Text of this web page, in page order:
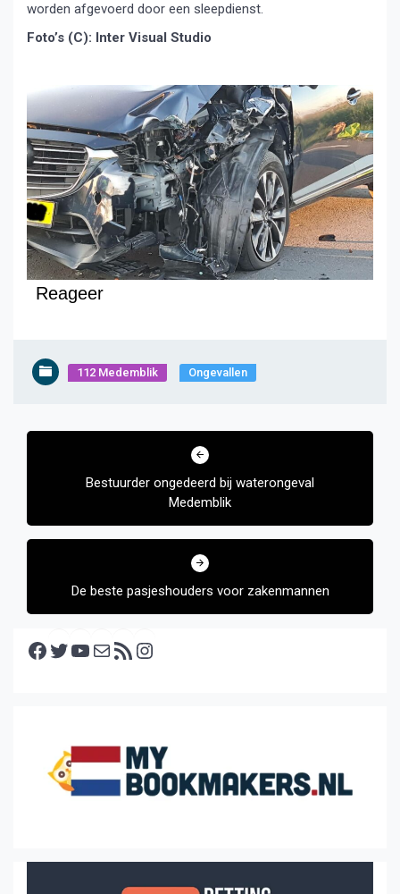
worden afgevoerd door een sleepdienst.
Foto’s (C): Inter Visual Studio
Reageer
112 Medemblik Ongevallen
Bericht
Bestuurder ongedeerd bij waterongeval
Medemblik
De beste pasjeshouders voor zakenmannen
Facebook Twitter YouTube E-mail RSS feed